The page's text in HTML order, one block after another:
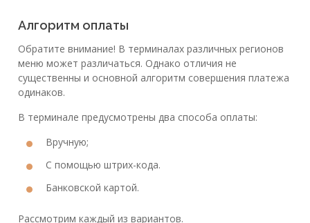
Алгоритм оплаты
Обратите внимание! В терминалах различных регионов
меню может различаться. Однако отличия не
существенны и основной алгоритм совершения платежа
одинаков.
В терминале предусмотрены два способа оплаты:
Вручную;
С помощью штрих-кода.
Банковской картой.
Рассмотрим каждый из вариантов.